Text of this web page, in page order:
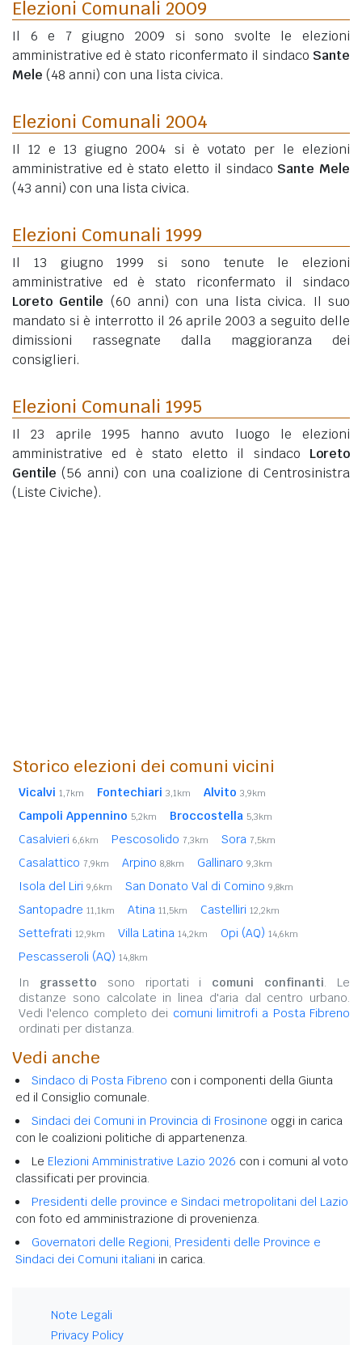
Elezioni Comunali 2009
Il 6 e 7 giugno 2009 si sono svolte le elezioni
amministrative ed è stato riconfermato il sindaco Sante
Mele (48 anni) con una lista civica.
Elezioni Comunali 2004
Il 12 e 13 giugno 2004 si è votato per le elezioni
amministrative ed è stato eletto il sindaco Sante Mele
(43 anni) con una lista civica.
Elezioni Comunali 1999
Il 13 giugno 1999 si sono tenute le elezioni
amministrative ed è stato riconfermato il sindaco
Loreto Gentile (60 anni) con una lista civica. Il suo
mandato si è interrotto il 26 aprile 2003 a seguito delle
dimissioni rassegnate dalla maggioranza dei
consiglieri.
Elezioni Comunali 1995
Il 23 aprile 1995 hanno avuto luogo le elezioni
amministrative ed è stato eletto il sindaco Loreto
Gentile (56 anni) con una coalizione di Centrosinistra
(Liste Civiche).
Storico elezioni dei comuni vicini
Vicalvi 1,7km Fontechiari 3,1km Alvito 3,9km
Campoli Appennino 5,2km Broccostella 5,3km
Casalvieri 6,6km Pescosolido 7,3km Sora 7,5km
Casalattico 7,9km Arpino 8,8km Gallinaro 9,3km
Isola del Liri 9,6km San Donato Val di Comino 9,8km
Santopadre 11,1km Atina 11,5km Castelliri 12,2km
Settefrati 12,9km Villa Latina 14,2km Opi (AQ) 14,6km
Pescasseroli (AQ) 14,8km
In grassetto sono riportati i comuni confinanti. Le
distanze sono calcolate in linea d'aria dal centro urbano.
Vedi l'elenco completo dei comuni limitrofi a Posta Fibreno
ordinati per distanza.
Vedi anche
Sindaco di Posta Fibreno con i componenti della Giunta
ed il Consiglio comunale.
Sindaci dei Comuni in Provincia di Frosinone oggi in carica
con le coalizioni politiche di appartenenza.
Le Elezioni Amministrative Lazio 2026 con i comuni al voto
classificati per provincia.
Presidenti delle province e Sindaci metropolitani del Lazio
con foto ed amministrazione di provenienza.
Governatori delle Regioni, Presidenti delle Province e
Sindaci dei Comuni italiani in carica.
Note Legali
Privacy Policy